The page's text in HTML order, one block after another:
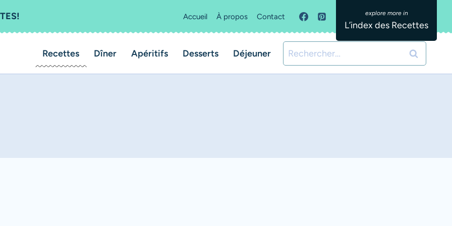
Accueil À propos Contact
L’index des Recettes
Recettes Dîner Apéritifs Desserts Déjeuner Rechercher :